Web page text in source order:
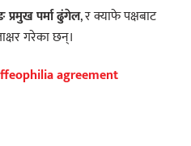
प्रमुख पर्मा ढुंगेल, र क्याफे पक्षबाट
गरेका छन्।
agreement